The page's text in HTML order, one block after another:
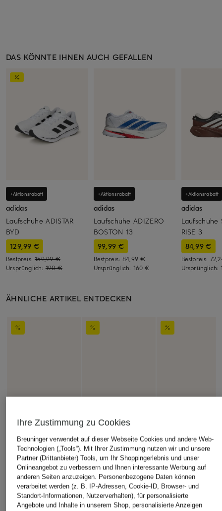
DAS KÖNNTE IHNEN AUCH GEFALLEN
+Aktionsrabatt
adidas
Laufschuhe ADISTAR
BYD
129,99 €
Bestpreis:159,99 €
Ursprünglich: 190 €
+Aktionsrabatt
adidas
Laufschuhe ADIZERO
BOSTON 13
99,99 €
Bestpreis: 84,99 €
Ursprünglich: 160 €
+Aktionsrabatt
adidas
Laufschuhe
RISE 3
84,99 €
Bestpreis:
Ursprünglich:
ÄHNLICHE ARTIKEL ENTDECKEN
Ihre Zustimmung zu Cookies
Breuninger verwendet auf dieser Webseite Cookies und andere Web-
Technologien („Tools“). Mit Ihrer Zustimmung nutzen wir und unsere
Partner (Drittanbieter) Tools, um Ihr Shoppingerlebnis und unser
Onlineangebot zu verbessern und Ihnen interessante Werbung auf
anderen Seiten anzuzeigen. Personenbezogene Daten können
verarbeitet werden (z. B. IP-Adressen, Cookie-ID, Browser- und
Standort-Informationen, Nutzerverhalten), für personalisierte
Angebote und Inhalte in unserem Shop, personalisierte Anzeigen